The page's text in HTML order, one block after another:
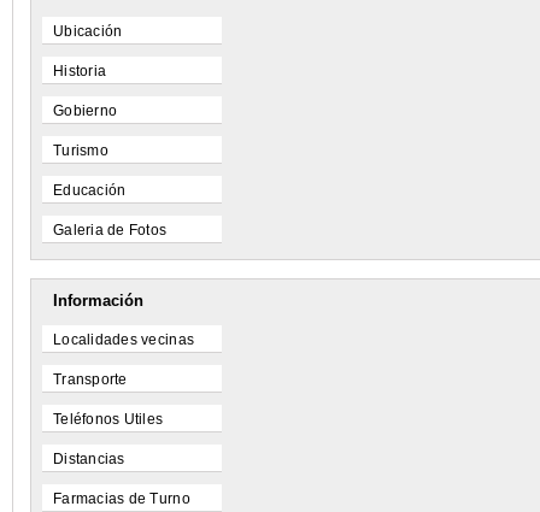
Ubicación
Historia
Gobierno
Turismo
Educación
Galeria de Fotos
Información
Localidades vecinas
Transporte
Teléfonos Utiles
Distancias
Farmacias de Turno